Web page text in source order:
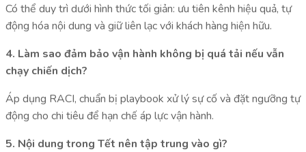
Có thể duy trì dưới hình thức tối giản: ưu tiên kênh hiệu quả, tự
động hóa nội dung và giữ liên lạc với khách hàng hiện hữu.
4. Làm sao đảm bảo vận hành không bị quá tải nếu vẫn
chạy chiến dịch?
Áp dụng RACI, chuẩn bị playbook xử lý sự cố và đặt ngưỡng tự
động cho chi tiêu để hạn chế áp lực vận hành.
5. Nội dung trong Tết nên tập trung vào gì?